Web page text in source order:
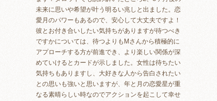
未来に思いや希望が叶う明るい兆しと出ました。恋
愛月のパワーもあるので、安心して大丈夫ですよ！
彼とお付き合いしたい気持ちがありますが待つべき
ですかについては、待つよりもMさんから積極的に
アプローチする方が前進でき、より楽しい関係が深
めていけるとカードが示しました。女性は待ちたい
気持ちもありますし、大好きな人から告白されたい
との思いも強いと思いますが、年と月の恋愛星が重
なる素晴らしい時なのでアクションを起こして幸せ